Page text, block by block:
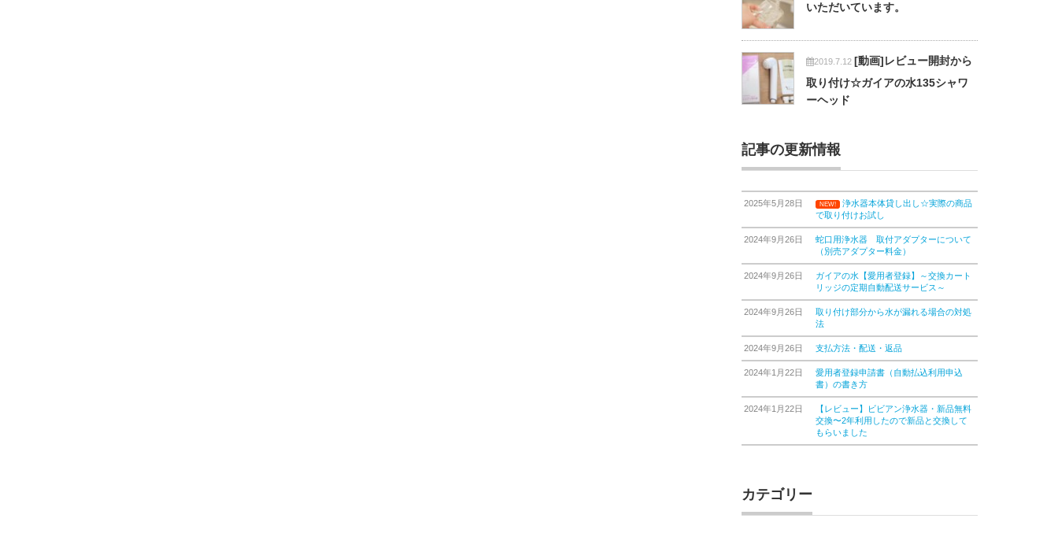
いただいています。
2019.7.12 [動画]レビュー開封から
取り付け☆ガイアの水135シャワ
ーヘッド
記事の更新情報
2025年5月28日 NEW!
浄水器本体貸し出し☆実際の商品
で取り付けお試し
2024年9月26日
蛇口用浄水器 取付アダプターについて
（別売アダプター料金）
2024年9月26日
ガイアの水【愛用者登録】～交換カート
リッジの定期自動配送サービス～
2024年9月26日
取り付け部分から水が漏れる場合の対処
法
2024年9月26日 支払方法・配送・返品
2024年1月22日
愛用者登録申請書（自動払込利用申込
書）の書き方
2024年1月22日
【レビュー】ビビアン浄水器・新品無料
交換〜2年利用したので新品と交換して
もらいました
カテゴリー